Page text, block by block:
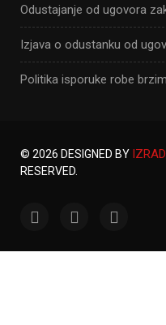
Odustajanje od ugovora
Izjava o odustanku od
Politika isporuke robe
© 2026 DESIGNED BY
RESERVED.